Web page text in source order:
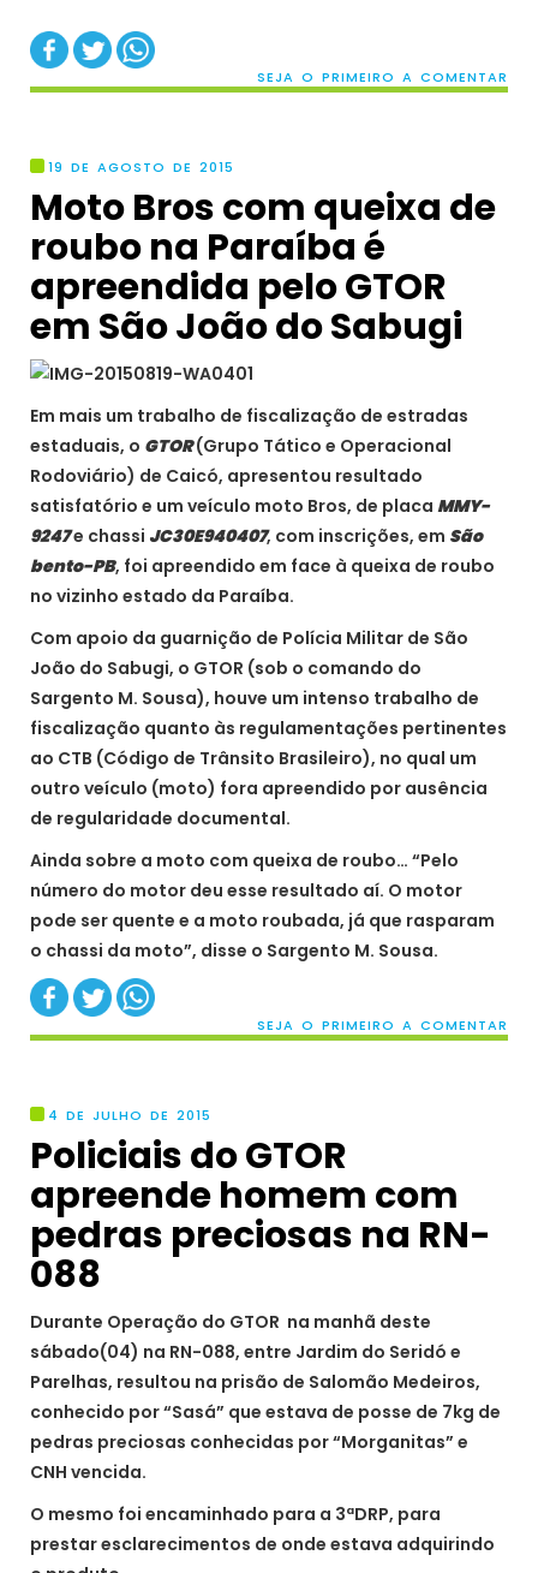
SEJA O PRIMEIRO A COMENTAR
19 DE AGOSTO DE 2015
Moto Bros com queixa de
roubo na Paraíba é
apreendida pelo GTOR
em São João do Sabugi
Em mais um trabalho de fiscalização de estradas
estaduais, o GTOR(Grupo Tático e Operacional
Rodoviário) de Caicó, apresentou resultado
satisfatório e um veículo moto Bros, de placa MMY-
9247e chassi JC30E940407, com inscrições, em São
bento-PB, foi apreendido em face à queixa de roubo
no vizinho estado da Paraíba.
Com apoio da guarnição de Polícia Militar de São
João do Sabugi, o GTOR (sob o comando do
Sargento M. Sousa), houve um intenso trabalho de
fiscalização quanto às regulamentações pertinentes
ao CTB (Código de Trânsito Brasileiro), no qual um
outro veículo (moto) fora apreendido por ausência
de regularidade documental.
Ainda sobre a moto com queixa de roubo… “Pelo
número do motor deu esse resultado aí. O motor
pode ser quente e a moto roubada, já que rasparam
o chassi da moto”, disse o Sargento M. Sousa.
SEJA O PRIMEIRO A COMENTAR
4 DE JULHO DE 2015
Policiais do GTOR
apreende homem com
pedras preciosas na RN-
088
Durante Operação do GTOR na manhã deste
sábado(04) na RN-088, entre Jardim do Seridó e
Parelhas, resultou na prisão de Salomão Medeiros,
conhecido por “Sasá” que estava de posse de 7kg de
pedras preciosas conhecidas por “Morganitas” e
CNH vencida.
O mesmo foi encaminhado para a 3ªDRP, para
prestar esclarecimentos de onde estava adquirindo